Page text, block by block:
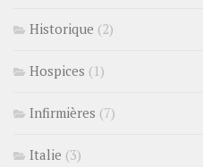
Historique (2)
Hospices (1)
Infirmières (7)
Italie (3)